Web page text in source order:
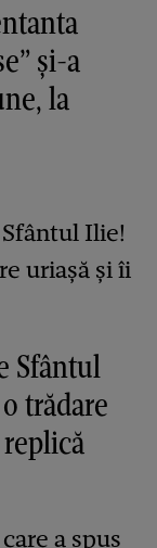
și-a
la
Sfântul
trădare